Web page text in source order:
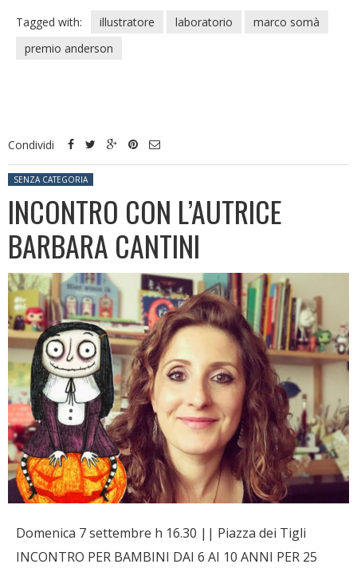
Tagged with: illustratore laboratorio
marco somà
premio anderson
Condividi
Posted in:
SENZA CATEGORIA
INCONTRO CON L’AUTRICE
BARBARA CANTINI
Domenica 7 settembre h 16.30 || Piazza dei Tigli
INCONTRO PER BAMBINI DAI 6 AI 10 ANNI PER 25